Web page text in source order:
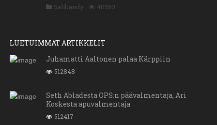
Salibandy 40550
LUETUIMMAT ARTIKKELIT
Juhamatti Aaltonen palaa Kärppiin
512848
Seth Abladesta OPS:n päävalmentaja, Ari
Koskesta apuvalmentaja
512417